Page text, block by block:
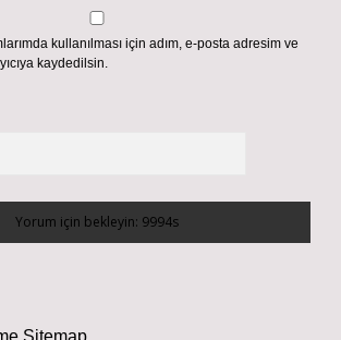
kullanılması için adım, e-posta adresim ve
kaydedilsin.
Sitemap